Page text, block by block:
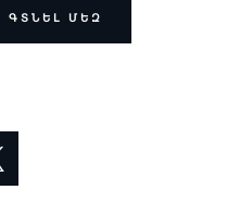
ԳՏՆԵԼ ՄԵԶ